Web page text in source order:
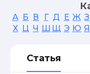
А Б В Г Д Е Ж З
Х Ц Ч Ш Щ Э Ю Я
Статья